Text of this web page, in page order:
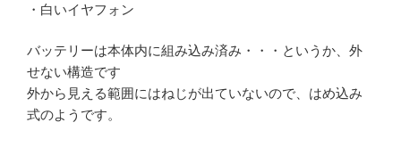
・白いイヤフォン
バッテリーは本体内に組み込み済み・・・というか、外
せない構造です
外から見える範囲にはねじが出ていないので、はめ込み
式のようです。